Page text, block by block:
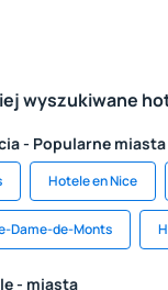
wyszukiwane
- Popularne miasta
Hotele en Nice
Dame-de-Monts
- miasta